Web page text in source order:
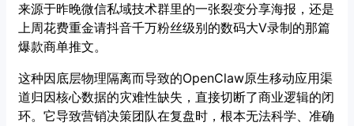
来源于昨晚微信私域技术群里的一张裂变分享海报，还是
上周花费重金请抖音千万粉丝级别的数码大V录制的那篇
爆款商单推文。
这种因底层物理隔离而导致的OpenClaw原生移动应用渠
道归因核心数据的灾难性缺失，直接切断了商业逻辑的闭
环。它导致营销决策团队在复盘时，根本无法科学、准确